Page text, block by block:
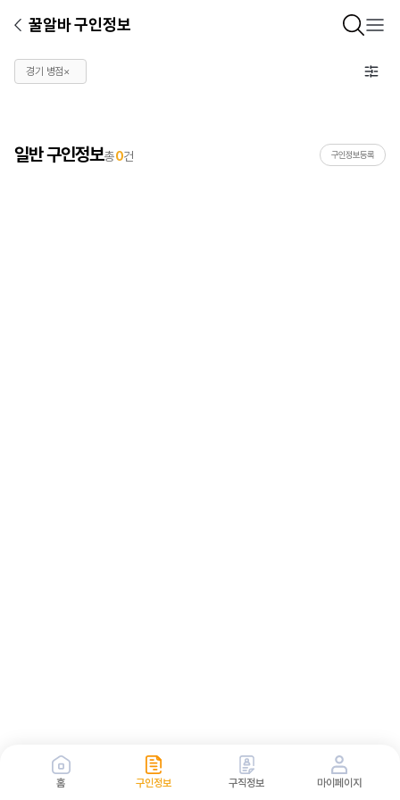
꿀알바 구인정보
경기 병점×
일반 구인정보총0건 구인정보등록
홈 구인정보 구직정보 마이페이지